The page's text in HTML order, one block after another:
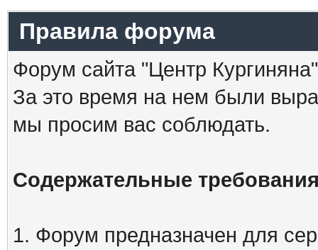
Правила форума
Форум сайта "Центр
За это время на нем были
мы просим вас соблюдать.
Содержательные
1. Форум предназначен для